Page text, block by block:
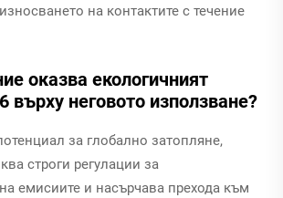
на контактите с течение
оказва екологичният
върху неговото използване?
за глобално затопляне,
строги регулации за
емисиите и насърчава прехода към